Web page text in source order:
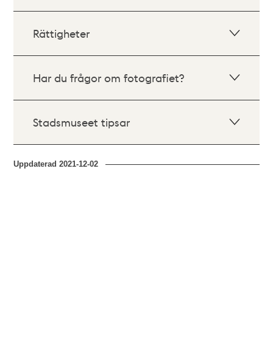
Rättigheter
Har du frågor om fotografiet?
Stadsmuseet tipsar
Uppdaterad2021-12-02